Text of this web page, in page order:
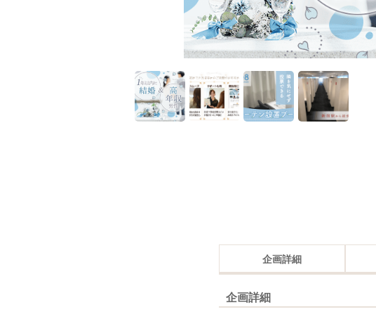
企画詳細
企画詳細